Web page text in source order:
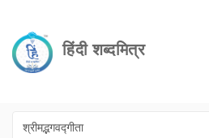
हिंदी शब्दमित्र